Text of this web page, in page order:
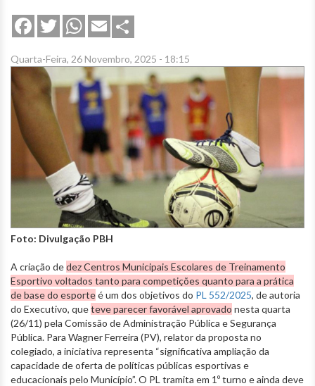
FacebookTwitterWhatsApp
Email
Quarta-Feira, 26 Novembro, 2025 - 18:15
Foto: Divulgação PBH
A criação dedez Centros Municipais Escolares de Treinamento
Esportivo voltados tanto para competições quanto para a prática
de base do esporteé um dos objetivos do PL 552/2025, de autoria
do Executivo, queteve parecer favorável aprovado nesta quarta
(26/11) pela Comissão de Administração Pública e Segurança
Pública. Para Wagner Ferreira (PV), relator da proposta no
colegiado, a iniciativa representa “significativa ampliação da
capacidade de oferta de políticas públicas esportivas e
educacionais pelo Município”. O PL tramita em 1º turno e ainda deve